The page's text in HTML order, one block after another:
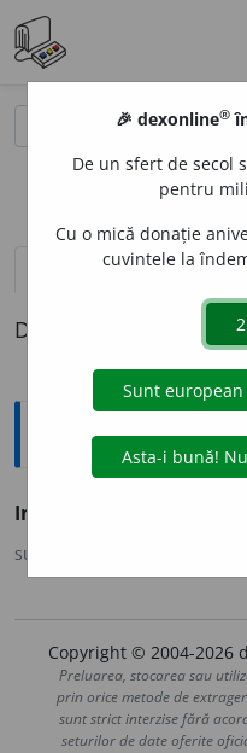
definiții (1) pronunție
Definiția cu ID-ul
Antonime
Imoral
sursa:
Copyright © 2004-2026
Preluarea, stocarea sau
prin orice metode de
sunt strict interzise fără
seturilor de date oferite
🎉 dexonline®
De un sfert de secol
pentru
Cu o mică donație
cuvintele la